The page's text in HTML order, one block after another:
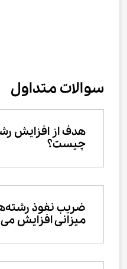
سوالات متداول
چیست؟
میزانی افزایش می‌یابد؟